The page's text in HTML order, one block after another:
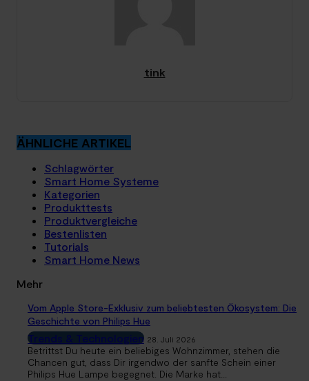
tink
ÄHNLICHE ARTIKEL
Schlagwörter
Smart Home Systeme
Kategorien
Produkttests
Produktvergleiche
Bestenlisten
Tutorials
Smart Home News
Mehr
Vom Apple Store-Exklusiv zum beliebtesten Ökosystem: Die
Geschichte von Philips Hue
Trends & Technologien 28. Juli 2026
Betrittst Du heute ein beliebiges Wohnzimmer, stehen die
Chancen gut, dass Dir irgendwo der sanfte Schein einer
Philips Hue Lampe begegnet. Die Marke hat...